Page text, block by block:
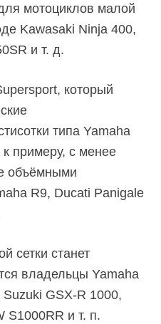
мотоциклов малой
Kawasaki Ninja 400,
и т. д.
который
типа Yamaha
примеру, с менее
объёмными
R9, Ducati Panigale
сетки станет
владельцы Yamaha
GSX-R 1000,
S1000RR и т. п.